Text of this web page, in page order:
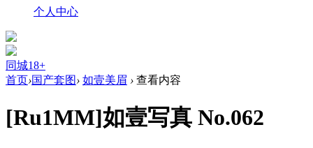
个人中心
同城18+
首页›国产套图› 如壹美眉 › 查看内容
[Ru1MM]如壹写真 No.062